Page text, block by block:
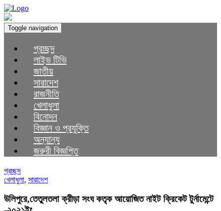
Toggle navigation
প্রচ্ছদ
লাইভ টিভি
জাতীয়
সারাদেশ
রাজনীতি
খেলাধুলা
বিনোদন
বিজ্ঞান ও প্রযুক্তি
অন্যান্য
জরুরী বিজ্ঞপ্তি
প্রচ্ছদ
খেলাধুলা, সারাদেশ
উলিপুরে,তেতুলতলা ক্রীড়া সংঘ কতৃক আয়োজিত নাইট ক্রিকেট টুর্নামেন্টে